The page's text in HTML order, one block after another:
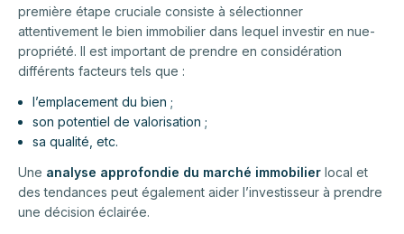
première étape cruciale consiste à sélectionner
attentivement le bien immobilier dans lequel investir en nue-
propriété. Il est important de prendre en considération
différents facteurs tels que :
l’emplacement du bien ;
son potentiel de valorisation ;
sa qualité, etc.
Une analyse approfondie du marché immobilier local et
des tendances peut également aider l’investisseur à prendre
une décision éclairée.